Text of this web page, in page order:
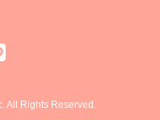
All Rights Reserved.